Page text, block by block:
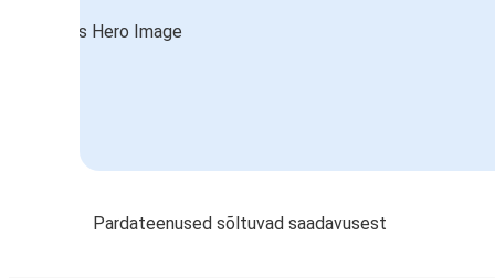
Pardateenused sõltuvad saadavusest